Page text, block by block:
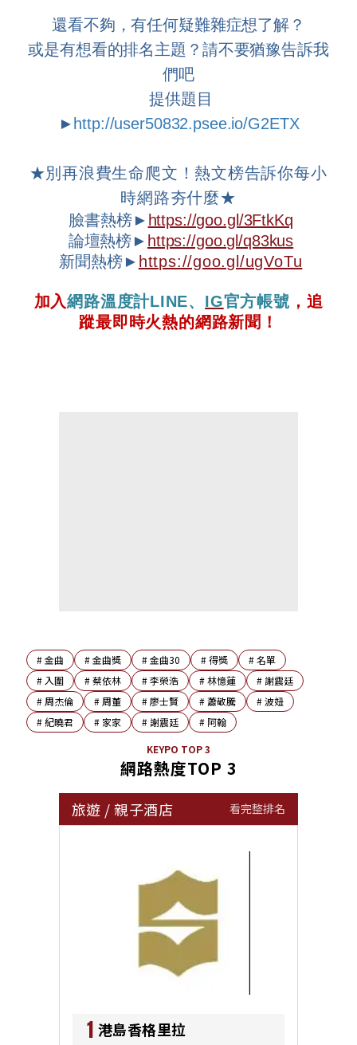
還看不夠，有任何疑難雜症想了解？
或是有想看的排名主題？請不要猶豫告訴我
們吧
提供題目
► http://user50832.psee.io/G2ETX
★別再浪費生命爬文！熱文榜告訴你每小
時網路夯什麼★
臉書熱榜► https://goo.gl/3FtkKq
論壇熱榜► https://goo.gl/q83kus
新聞熱榜► https://goo.gl/ugVoTu
加入網路溫度計LINE、 IG官方帳號 ，追
蹤最即時火熱的網路新聞！
#金曲 #金曲獎 #金曲30 #得獎 #名單
# 入圍 #蔡依林 #李榮浩 #林憶蓮 #謝震廷
# 周杰倫 # 周董 #廖士賢 #蕭敬騰 #波妞
#紀曉君 # 家家 #謝震廷 # 阿翰
KEYPO TOP 3
網路熱度TOP 3
旅遊 /親子酒店 看完整排名
1 港島香格里拉